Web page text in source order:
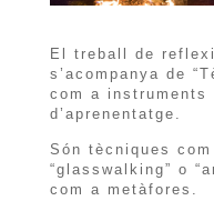
El treball de
s’acompanya de
com a instruments
d’aprenentatge.
Són tècniques com
“glasswalking” o
com a metàfores.